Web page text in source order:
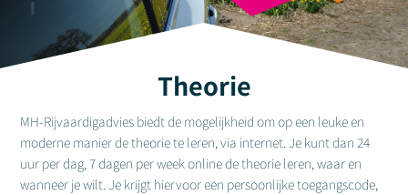
Theorie
MH-Rijvaardigadvies biedt de mogelijkheid om op een leuke en
moderne manier de theorie te leren, via internet. Je kunt dan 24
uur per dag, 7 dagen per week online de theorie leren, waar en
wanneer je wilt. Je krijgt hiervoor een persoonlijke toegangscode,